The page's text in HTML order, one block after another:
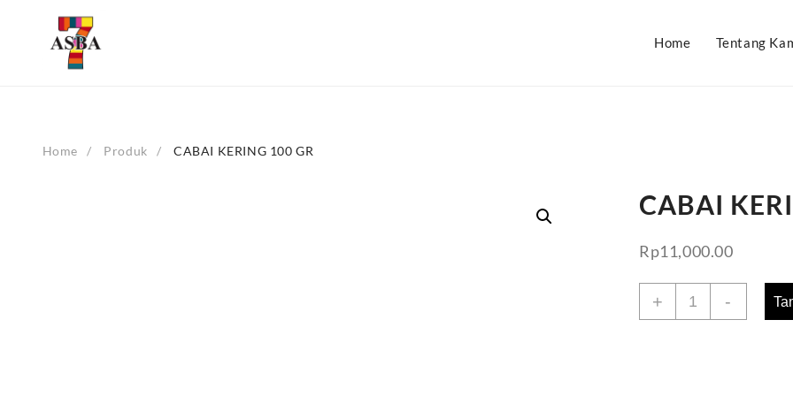
Home Tentang
Home Produk CABAI KERING 100 GR
CABAI
Rp11,000.00
+
Kuantitas
CABAI
-